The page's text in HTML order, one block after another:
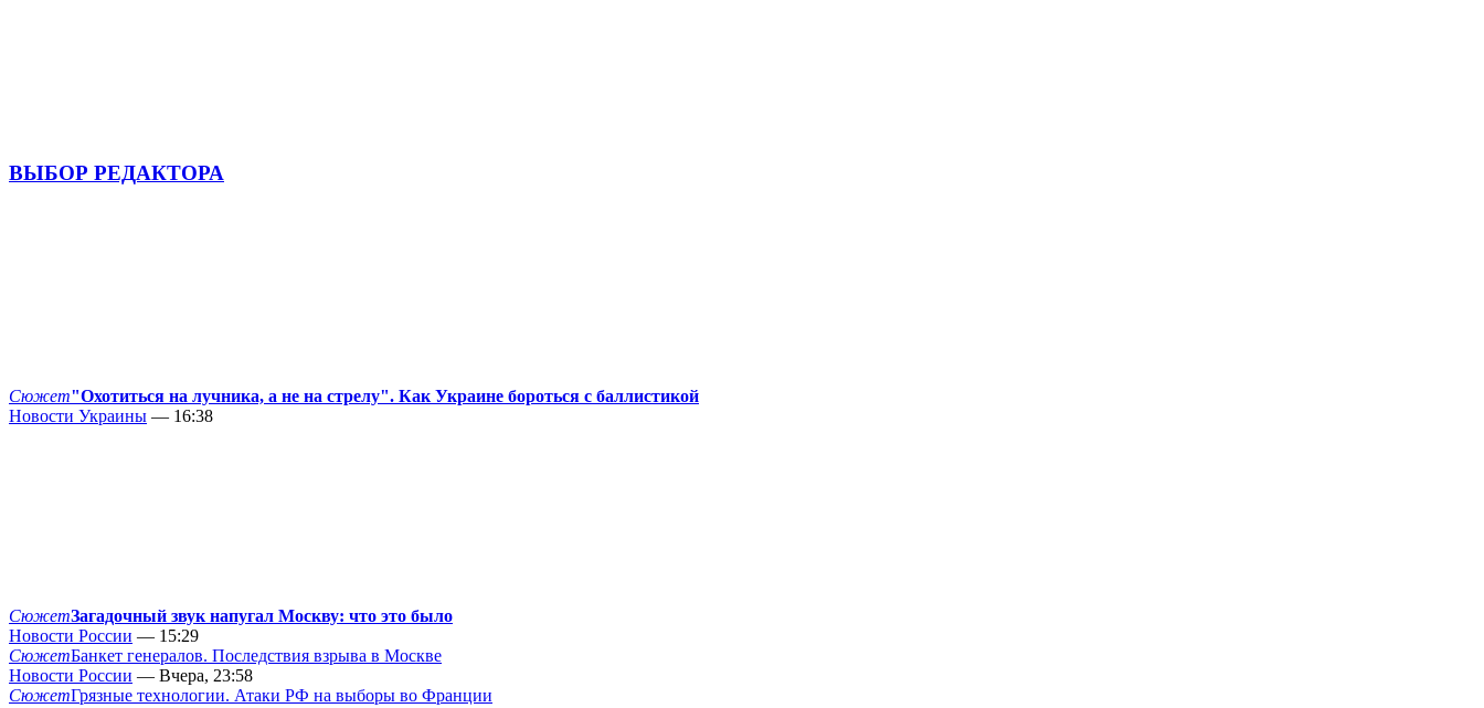
ВЫБОР РЕДАКТОРА
Сюжет"Охотиться на лучника, а не на стрелу". Как Украине бороться с баллистикой
Новости Украины — 16:38
СюжетЗагадочный звук напугал Москву: что это было
Новости России — 15:29
СюжетБанкет генералов. Последствия взрыва в Москве
Новости России — Вчера, 23:58
СюжетГрязные технологии. Атаки РФ на выборы во Франции